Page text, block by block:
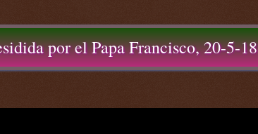
por el Papa Francisco, 20-5-18